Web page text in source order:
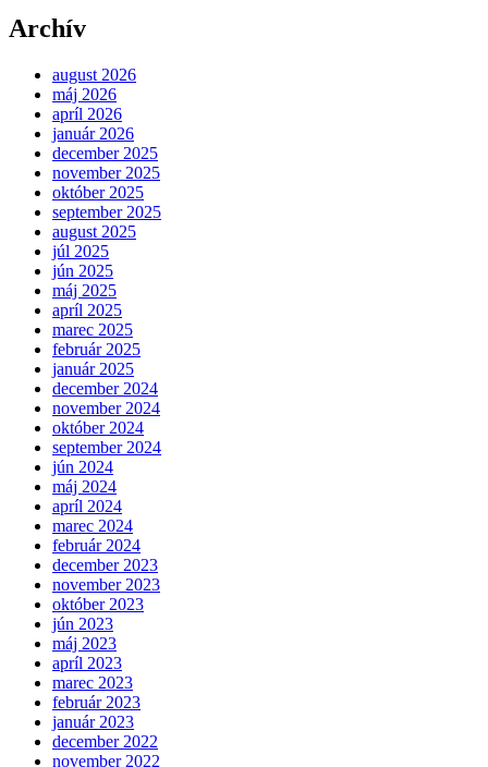
Archív
august 2026
máj 2026
apríl 2026
január 2026
december 2025
november 2025
október 2025
september 2025
august 2025
júl 2025
jún 2025
máj 2025
apríl 2025
marec 2025
február 2025
január 2025
december 2024
november 2024
október 2024
september 2024
jún 2024
máj 2024
apríl 2024
marec 2024
február 2024
december 2023
november 2023
október 2023
jún 2023
máj 2023
apríl 2023
marec 2023
február 2023
január 2023
december 2022
november 2022